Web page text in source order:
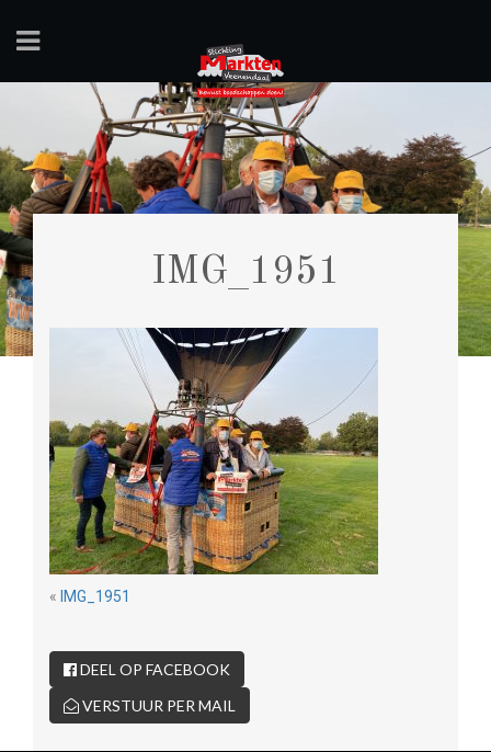
IMG_1951
« IMG_1951
DEEL OP FACEBOOK
VERSTUUR PER MAIL